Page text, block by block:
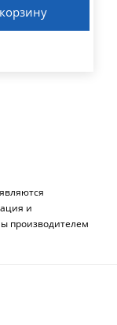
и
производителем